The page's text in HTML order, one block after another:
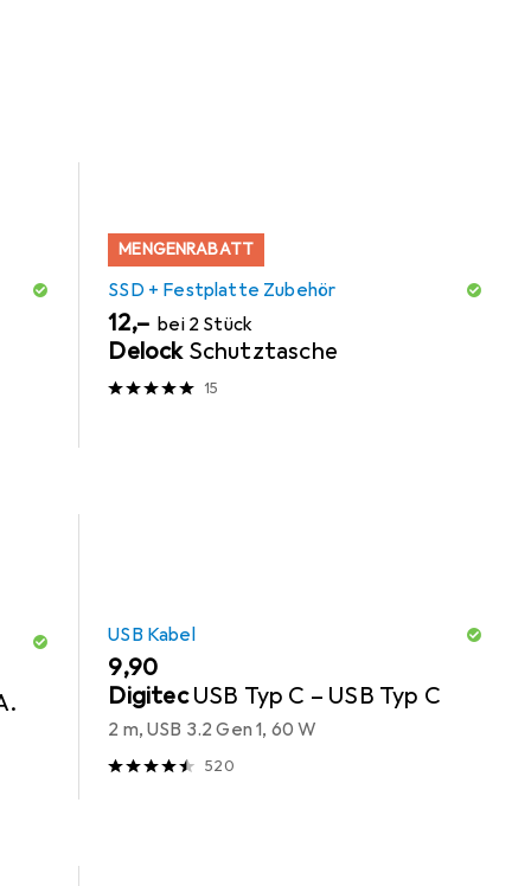
MENGENRABATT
SSD + Festplatte Zubehör
EUR
12,– bei 2 Stück
Delock Schutztasche
15
USB Kabel
EUR
9,90
Digitec USB Typ C – USB Typ C
2 m, USB 3.2 Gen 1, 60 W
520